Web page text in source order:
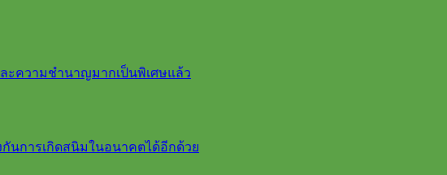
ะความชำนาญมากเป็นพิเศษแล้ว
การเกิดสนิมในอนาคตได้อีกด้วย